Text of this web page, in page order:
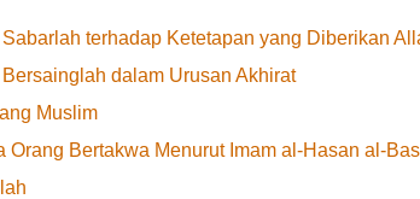
terhadap Ketetapan yang Diberikan
dalam Urusan Akhirat
Muslim
Orang Bertakwa Menurut Imam al-Hasan al-